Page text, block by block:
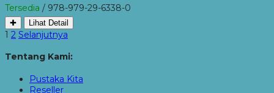
Tersedia / 978-979-29-6338-0
✚ Lihat Detail
1 2 Selanjutnya
Tentang Kami:
Pustaka Kita
Reseller